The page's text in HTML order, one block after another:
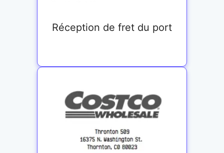
Réception de fret du port